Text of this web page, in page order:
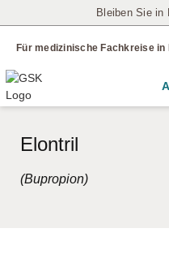
Bleiben Sie in
Für medizinische Fachkreise in
Elontril
(Bupropion)